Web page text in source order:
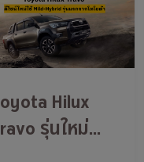
Hilux
รุ่นใหม่